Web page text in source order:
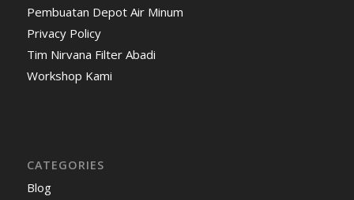
Pembuatan Depot Air Minum
Privacy Policy
Tim Nirvana Filter Abadi
Workshop Kami
CATEGORIES
Blog